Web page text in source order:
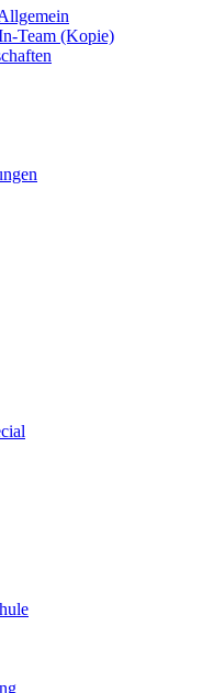
Team (Kopie)